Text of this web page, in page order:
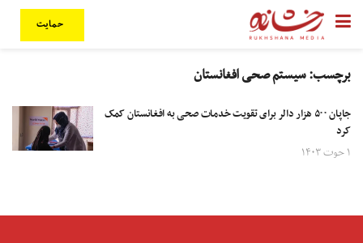
حمایت
برچسب:سیستم صحی افغانستان
جاپان ۵۰۰ هزار دالر برای تقویت خدمات صحی به افغانستان کمک
کرد
۱ حوت ۱۴۰۳